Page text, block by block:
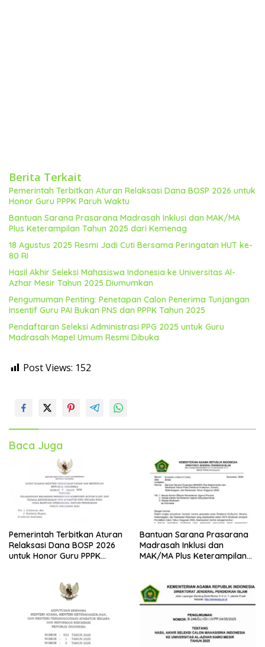
Berita Terkait
Pemerintah Terbitkan Aturan Relaksasi Dana BOSP 2026 untuk
Honor Guru PPPK Paruh Waktu
Bantuan Sarana Prasarana Madrasah Inklusi dan MAK/MA
Plus Keterampilan Tahun 2025 dari Kemenag
18 Agustus 2025 Resmi Jadi Cuti Bersama Peringatan HUT ke-
80 RI
Hasil Akhir Seleksi Mahasiswa Indonesia ke Universitas Al-
Azhar Mesir Tahun 2025 Diumumkan
Pengumuman Penting: Penetapan Calon Penerima Tunjangan
Insentif Guru PAI Bukan PNS dan PPPK Tahun 2025
Pendaftaran Seleksi Administrasi PPG 2025 untuk Guru
Madrasah Mapel Umum Resmi Dibuka
Post Views: 152
Baca Juga
Pemerintah Terbitkan Aturan
Relaksasi Dana BOSP 2026
untuk Honor Guru PPPK
Bantuan Sarana Prasarana
Madrasah Inklusi dan
MAK/MA Plus Keterampilan